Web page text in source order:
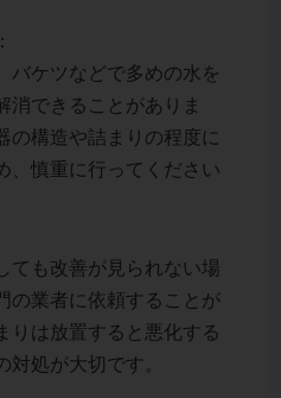
バケツなどで多めの水を
消できることがありま
の構造や詰まりの程度に
、慎重に行ってください​
ても改善が見られない場
の業者に依頼することが
りは放置すると悪化する
対処が大切です。